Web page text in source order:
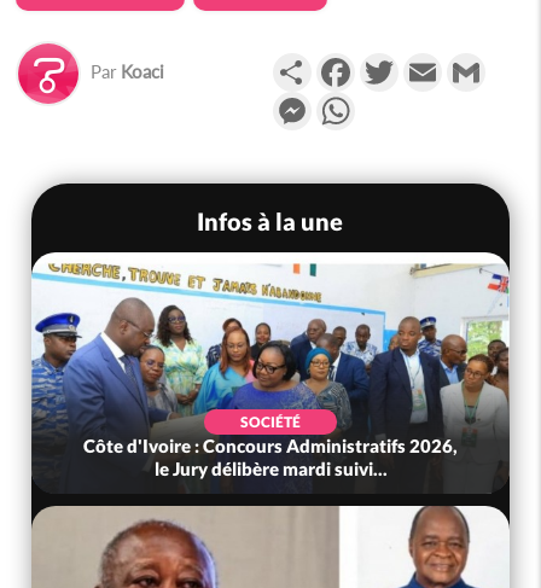
Par Koaci PartagerFacebookTwitterEmail
Messenger
Infos à la une
SOCIÉTÉ
Côte d'Ivoire : Concours Administratifs 2026,
le Jury délibère mardi suivi...